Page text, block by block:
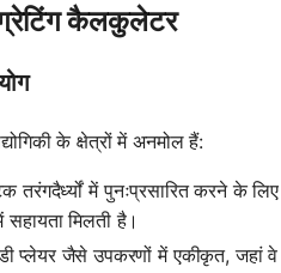
ग्रेटिंग कैलकुलेटर
के क्षेत्रों में अनमोल हैं:
में पुनःप्रसारित करने के
मिलती है।
प्लेयर जैसे उपकरणों में एकीकृत, जहां